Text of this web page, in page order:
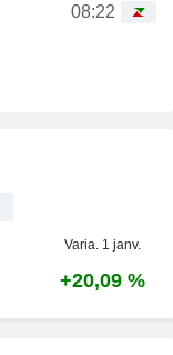
08:22
Varia. 1 janv.
+20,09 %